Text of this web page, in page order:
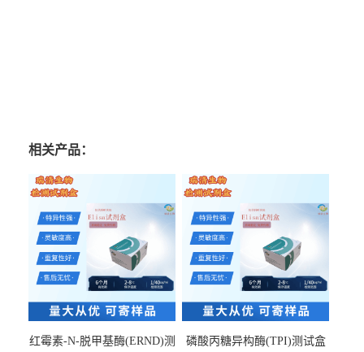
相关产品：
红霉素-N-脱甲基酶(ERND)测
磷酸丙糖异构酶(TPI)测试盒